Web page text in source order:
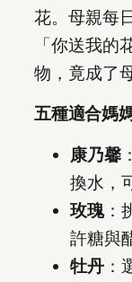
花。母親每
「你送我的
物，竟成了
五種適合媽
康乃馨
換水，
玫瑰：
許糖與
牡丹 ：